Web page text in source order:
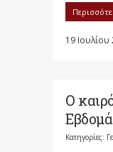
19 Ιουλίου
O
Κατηγορίες: